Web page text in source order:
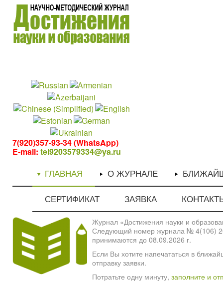
7(920)357-93-34 (WhatsApp)
E-mail: tel9203579334@ya.ru
ГЛАВНАЯ О ЖУРНАЛЕ
СЕРТИФИКАТ ЗАЯВКА
Журнал «Достижения науки и
Следующий номер журнала № 4(106)
принимаются до 08.09.2026 г.
Если Вы хотите напечататься в
отправку заявки.
Потратьте одну минуту, заполните и